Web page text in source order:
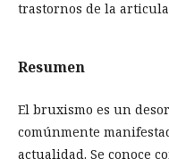
trastornos de la
Resumen
El bruxismo es un
comúnmente
actualidad. Se conoce